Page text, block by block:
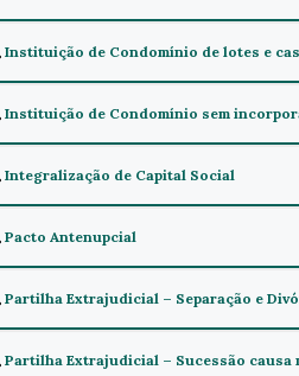
Instituição de Condomínio de lotes e
Instituição de Condomínio sem
Integralização de Capital Social
Pacto Antenupcial
Partilha Extrajudicial – Separação e
Partilha Extrajudicial – Sucessão causa